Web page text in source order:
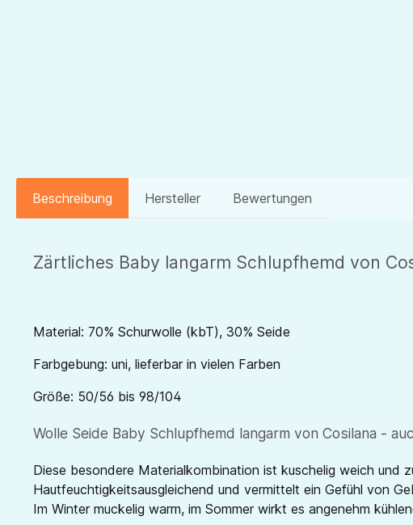
Beschreibung Hersteller Bewertungen
Zärtliches Baby langarm Schlupfhemd von
Material: 70% Schurwolle (kbT), 30% Seide
Farbgebung: uni, lieferbar in vielen Farben
Größe: 50/56 bis 98/104
Wolle Seide Baby Schlupfhemd langarm von Cosilana -
Diese besondere Materialkombination ist kuschelig weich und
Hautfeuchtigkeitsausgleichend und vermittelt ein Gefühl von
Im Winter muckelig warm, im Sommer wirkt es angenehm